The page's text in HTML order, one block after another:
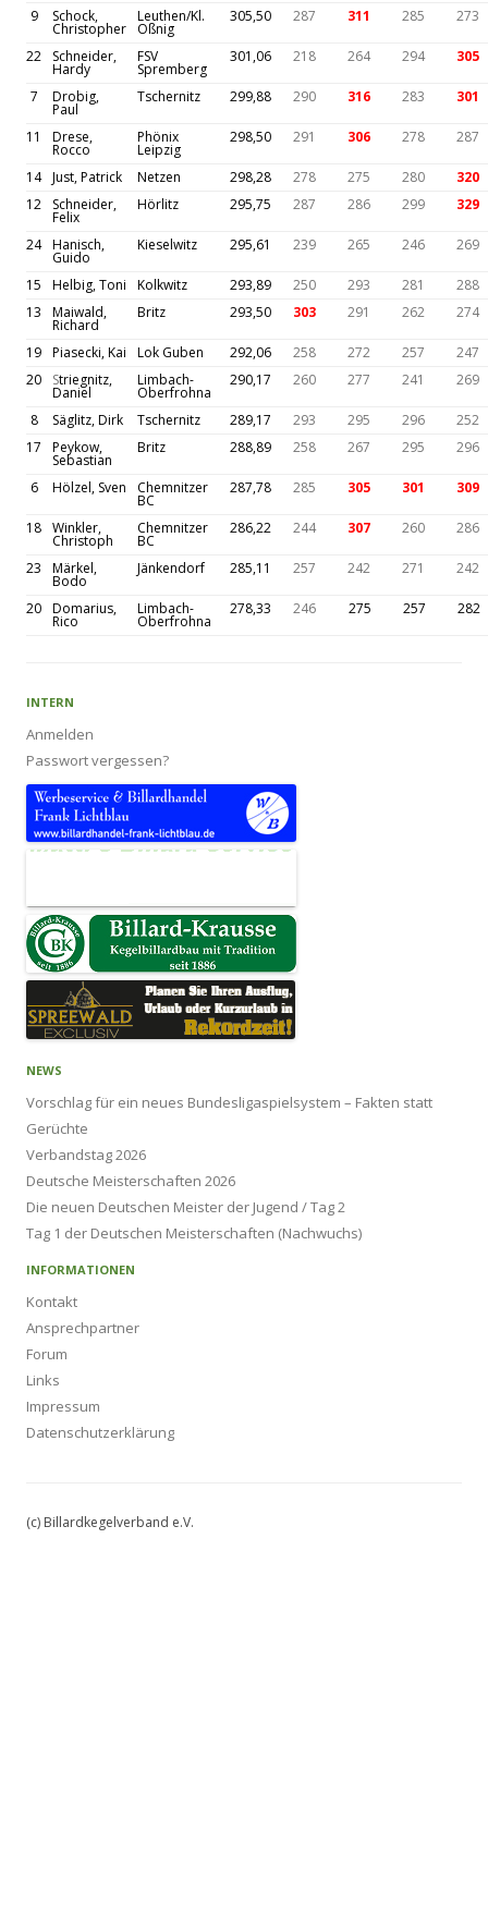
9 Schock,
Christopher
Leuthen/Kl.
Oßnig
305,50 287 311 285 273
22 Schneider,
Hardy
FSV
Spremberg
301,06 218 264 294 305
7 Drobig,
Paul
Tschernitz 299,88 290 316 283 301
11 Drese,
Rocco
Phönix
Leipzig
298,50 291 306 278 287
14 Just, Patrick Netzen 298,28 278 275 280
320
12
Schneider,
Felix
Hörlitz 295,75 287 286 299 329
24 Hanisch,
Guido
Kieselwitz 295,61 239 265 246 269
15 Helbig, Toni Kolkwitz 293,89 250 293 281
288
13
Maiwald,
Richard
Britz 293,50 303 291 262 274
19 Piasecki, Kai Lok Guben 292,06 258 272 257
247
20
Striegnitz,
Daniel
Limbach-
Oberfrohna
290,17 260 277 241 269
8 Säglitz, Dirk Tschernitz 289,17 293 295 296
252
17
Peykow,
Sebastian
Britz 288,89 258 267 295 296
6 Hölzel, Sven Chemnitzer
BC
287,78 285 305 301 309
18 Winkler,
Christoph
Chemnitzer
BC
286,22 244 307 260 286
23 Märkel,
Bodo
Jänkendorf 285,11 257 242 271 242
20 Domarius,
Rico
Limbach-
Oberfrohna
278,33 246 275 257 282
INTERN
Anmelden
Passwort vergessen?
NEWS
Vorschlag für ein neues Bundesligaspielsystem – Fakten statt
Gerüchte
Verbandstag 2026
Deutsche Meisterschaften 2026
Die neuen Deutschen Meister der Jugend / Tag 2
Tag 1 der Deutschen Meisterschaften (Nachwuchs)
INFORMATIONEN
Kontakt
Ansprechpartner
Forum
Links
Impressum
Datenschutzerklärung
(c) Billardkegelverband e.V.